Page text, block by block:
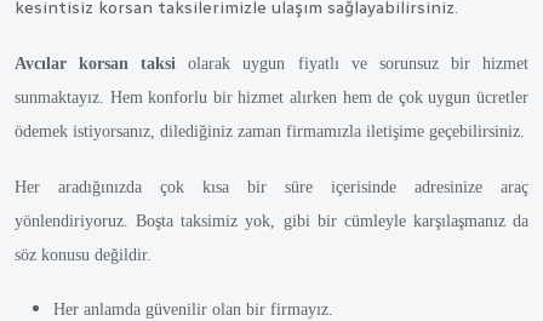
kesintisiz korsan taksilerimizle ulaşım sağlayabilirsiniz.
Avcılar korsan taksiolarak uygun fiyatlı ve sorunsuz bir hizmet
sunmaktayız. Hem konforlu bir hizmet alırken hem de çok uygun ücretler
ödemek istiyorsanız, dilediğiniz zaman firmamızla iletişime geçebilirsiniz.
Her aradığınızda çok kısa bir süre içerisinde adresinize araç
yönlendiriyoruz. Boşta taksimiz yok, gibi bir cümleyle karşılaşmanız da
söz konusu değildir.
Her anlamda güvenilir olan bir firmayız.